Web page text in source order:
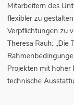
Mitarbeitern des
flexibler zu
Verpflichtungen zu
Theresa Rauh: „Die
Projekten mit hoher
technische